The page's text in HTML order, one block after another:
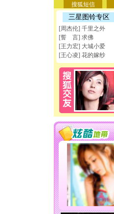
搜狐短信
三星图铃专区
[周杰伦] 千里之外
[誓 言] 求佛
[王力宏] 大城小爱
[王心凌] 花的嫁纱